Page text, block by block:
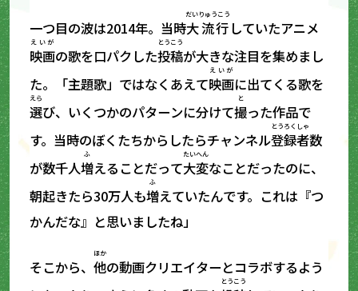
一つ目の波は2014年。当時大流行
だいりゅうこう
していたアニメ
映画
えいが
の歌を口パクした投稿
とうこう
が大きな注目を集めまし
た。「主題歌」ではなくあえて映画
えいが
に出てくる歌を
選
えら
び、いくつかのパターンに分けて撮
と
った作品で
す。当時のぼくたちからしたらチャンネル登録者
とうろくしゃ
数
が数千人増
ふ
えることだって大変
たいへん
なことだったのに、
朝起きたら30万人も増
ふ
えていたんです。これは『つ
かんだな』と思いましたね」
そこから、他
ほか
の動画クリエイターとコラボするよう
とうこう